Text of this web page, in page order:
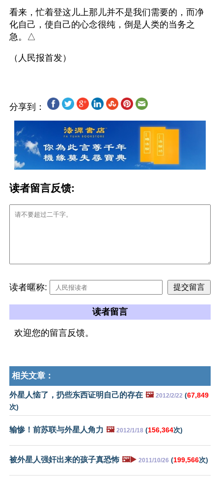
看来，忙着登这儿上那儿并不是我们需要的，而净
化自己，使自己的心念很纯，倒是人类的当务之
急。△
分享到：
读者留言反馈:
读者暱称:
读者留言
欢迎您的留言反馈。
相关文章：
外星人恼了，扔些东西证明自己的存在 🖼️ 2012/2/22 (67,849
次)
输惨！前苏联与外星人角力 🖼️ 2012/1/18 (156,364次)
被外星人强奸出来的孩子真恐怖 🖼️▶️ 2011/10/26 (199,566次)